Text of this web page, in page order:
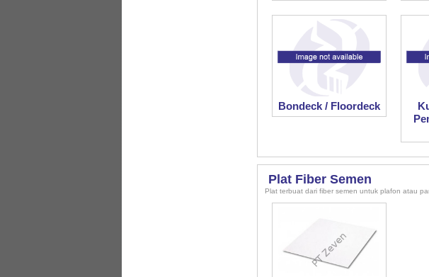
Bondeck / Floordeck
Plat Fiber Semen
Plat terbuat dari fiber semen untuk plafon atau